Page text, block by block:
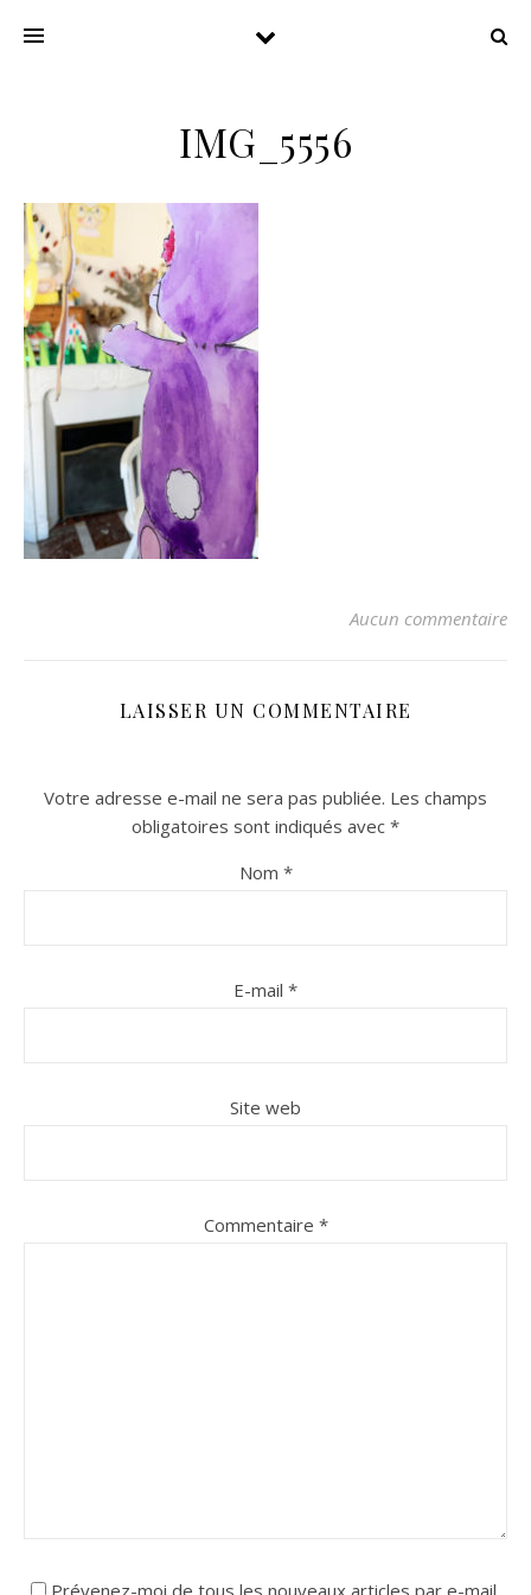
sur Instagram
sur Instagram
IMG_5556
Aucun commentaire
LAISSER UN COMMENTAIRE
Votre adresse e-mail ne sera pas publiée. Les champs
obligatoires sont indiqués avec *
Nom *
E-mail *
Site web
Commentaire *
Prévenez-moi de tous les nouveaux articles par e-mail.